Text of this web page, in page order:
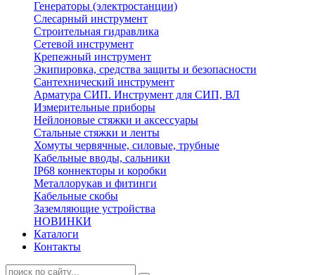
Генераторы (электростанции)
Слесарный инструмент
Строительная гидравлика
Сетевой инструмент
Крепежный инструмент
Экипировка, средства защиты и безопасности
Сантехнический инструмент
Арматура СИП. Инструмент для СИП, ВЛ
Измерительные приборы
Нейлоновые стяжки и аксессуары
Стальные стяжки и ленты
Хомуты червячные, силовые, трубные
Кабельные вводы, сальники
IP68 коннекторы и коробки
Металлорукав и фитинги
Кабельные скобы
Заземляющие устройства
НОВИНКИ
Каталоги
Контакты